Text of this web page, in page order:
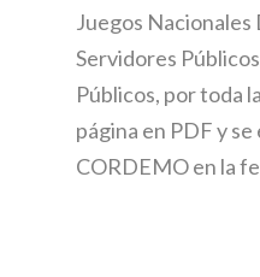
Juegos
Servidores
Públicos, por toda
página en PDF y
CORDEMO en la